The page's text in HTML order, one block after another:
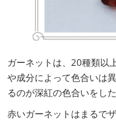
ガーネットは、20種類以
や成分によって色合いは
るのが深紅の色合いをし
赤いガーネットはまるで